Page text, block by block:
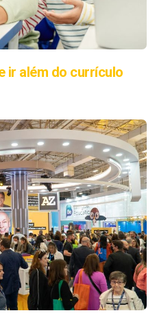
ir além do currículo